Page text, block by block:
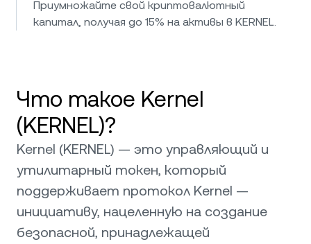
Приумножайте свой криптовалютный
капитал, получая до 15% на активы в KERNEL.
Что такое Kernel
(KERNEL)?
Kernel (KERNEL) — это управляющий и
утилитарный токен, который
поддерживает протокол Kernel —
инициативу, нацеленную на создание
безопасной, принадлежащей